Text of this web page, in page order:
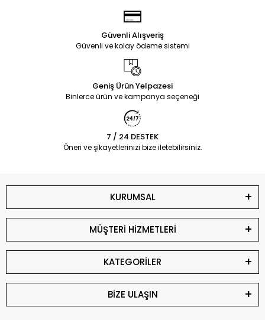
Güvenli Alışveriş
Güvenli ve kolay ödeme sistemi
Geniş Ürün Yelpazesi
Binlerce ürün ve kampanya seçeneği
7 / 24 DESTEK
Öneri ve şikayetlerinizi bize iletebilirsiniz.
KURUMSAL
MÜŞTERİ HİZMETLERİ
KATEGORİLER
BİZE ULAŞIN